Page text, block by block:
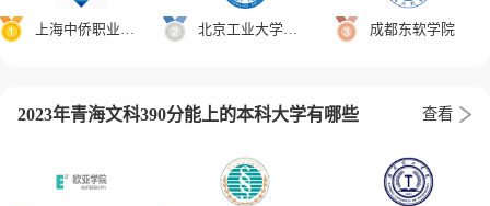
上海中侨职业技术大学 北京工业大学耿丹学院 成都东软学院
2023年青海文科390分能上的本科大学有哪些 查看